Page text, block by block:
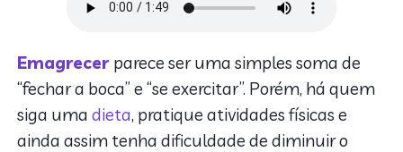
Emagrecer parece ser uma simples soma de
“fechar a boca” e “se exercitar”. Porém, há quem
siga umadieta, pratique atividades físicas e
ainda assim tenha dificuldade de diminuir o